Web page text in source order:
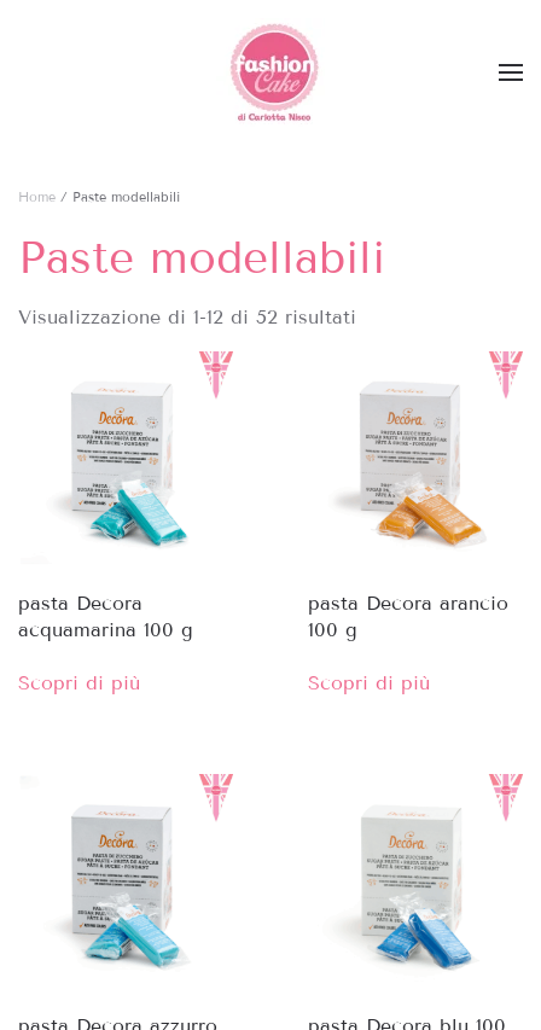
Skip to main content
Home / Paste modellabili
Paste modellabili
Visualizzazione di 1-12 di 52 risultati
pasta Decora
acquamarina 100 g
Scopri di più
pasta Decora arancio
100 g
Scopri di più